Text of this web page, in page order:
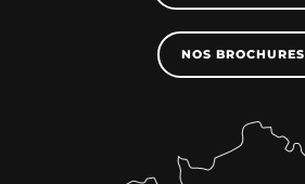
NOS BROCHURES